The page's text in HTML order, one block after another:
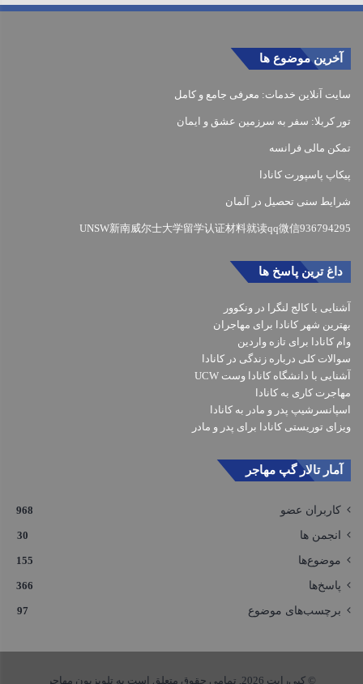
آخرین موضوع ها
سایت آنلاین خدمات: معرفی جامع و کامل
تور کربلا: سفر به سرزمین عشق و ایمان
تمکن مالی فرانسه
پیکاپ پاسپورت کانادا
شرایط سنی تحصیل در آلمان
UNSW新南威尔士大学留学认证材料就读qq微信936794295
داغ ترین پاسخ ها
آشنایی با کالج لنگرا در ونکوور
بهترین شهر کانادا برای مهاجران
وام کانادا برای تازه واردین
سوالات کلی درباره زندگی در کانادا
آشنایی با دانشگاه کانادا وست UCW
مهاجرت کاری به کانادا
اسپانسرشیپ پدر و مادر به کانادا
ویزای توریستی کانادا برای پدر و مادر
آمار تالار گپ مهاجر
کاربران عضو 968
انجمن ها 30
موضوع‌ها 155
پاسخ‌ها 366
برچسب‌های موضوع 97
© کپی‌رایت 2026, تمامی حقوق متعلق است به تلویزیون مهاجر